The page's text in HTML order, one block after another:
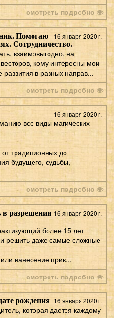
смотреть подробно
16 января 2020 г.
Помогаю
Сотрудничество.
взаимовыгодно, на
кому интересны мои
развития в разных направ...
смотреть подробно
16 января 2020 г.
все виды магических
традиционных до
будущего, судьбы,
смотреть подробно
16 января 2020 г.
в разрешении
более 15 лет
решить даже самые сложные
нанесение прив...
смотреть подробно
16 января 2020 г.
рождения
которая дается каждому